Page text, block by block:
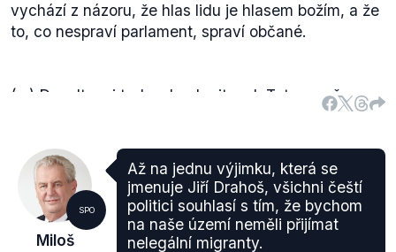
vychází z názoru, že hlas lidu je hlasem božím, a že
to, co nespraví parlament, spraví občané.
(...) Dovolte mi tedy, abych citoval. Tato země v
této době prochází rozumovou, mravní i citovou
došlo, proč právě teď, musíme si připustit některá
velice nepříjemná, ale bohužel pravdivá fakta. To,
co nyní řeknu, není projevem univerzitní povýšenosti
ani sarkasmu. Je to suché konstatování skutečnosti.
Třetina obyvatel této země je slabá duchem. Každý
SPO
Miloš
Až na jednu výjimku, která se
jmenuje Jiří Drahoš, všichni čeští
politici souhlasí s tím, že bychom
na naše území neměli přijímat
nelegální migranty.